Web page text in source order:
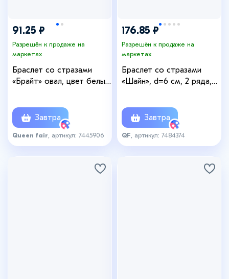
91.25 ₽
Разрешён к продаже на
маркетах
Браслет со стразами
«Брайт» овал, цвет белый
Завтра
Queen fair , артикул: 7445906
176.85 ₽
Разрешён к продаже на
маркетах
Браслет со стразами
«Шайн», d=6 см, 2 ряда,
Завтра
QF , артикул: 7484374